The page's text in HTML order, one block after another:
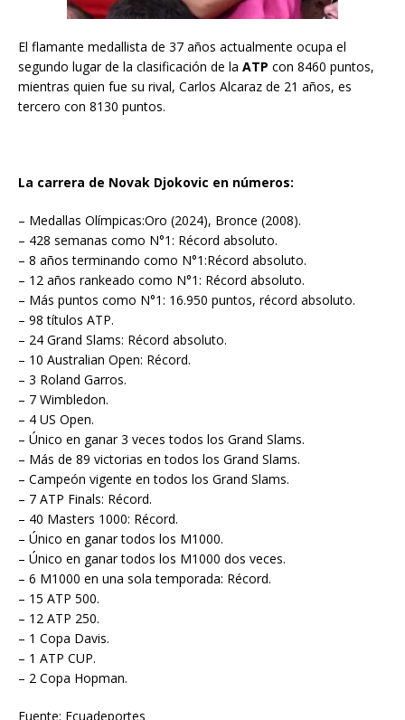
El flamante medallista de 37 años actualmente ocupa el
segundo lugar de la clasificación de la ATP con 8460 puntos,
mientras quien fue su rival, Carlos Alcaraz de 21 años, es
tercero con 8130 puntos.
La carrera de Novak Djokovic en números:
– Medallas Olímpicas:Oro (2024), Bronce (2008).
– 428 semanas como N°1: Récord absoluto.
– 8 años terminando como N°1:Récord absoluto.
– 12 años rankeado como N°1: Récord absoluto.
– Más puntos como N°1: 16.950 puntos, récord absoluto.
– 98 títulos ATP.
– 24 Grand Slams: Récord absoluto.
– 10 Australian Open: Récord.
– 3 Roland Garros.
– 7 Wimbledon.
– 4 US Open.
– Único en ganar 3 veces todos los Grand Slams.
– Más de 89 victorias en todos los Grand Slams.
– Campeón vigente en todos los Grand Slams.
– 7 ATP Finals: Récord.
– 40 Masters 1000: Récord.
– Único en ganar todos los M1000.
– Único en ganar todos los M1000 dos veces.
– 6 M1000 en una sola temporada: Récord.
– 15 ATP 500.
– 12 ATP 250.
– 1 Copa Davis.
– 1 ATP CUP.
– 2 Copa Hopman.
Fuente: Ecuadeportes